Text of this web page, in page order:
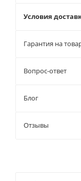
Условия
Гарантия на
Вопрос-ответ
Блог
Отзывы